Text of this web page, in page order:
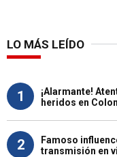
LO MÁS LEÍDO
1
¡Alarmante!
heridos en
2
Famoso
transmisión en